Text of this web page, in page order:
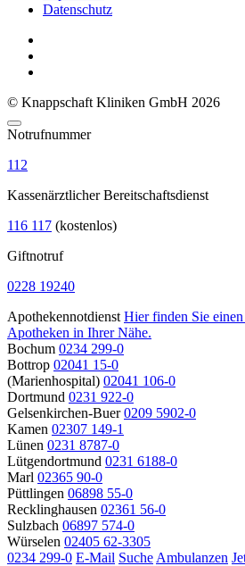
Datenschutz
© Knappschaft Kliniken GmbH 2026
Notrufnummer
112
Kassenärztlicher Bereitschaftsdienst
116 117 (kostenlos)
Giftnotruf
0228 19240
Apothekennotdienst Hier finden Sie
Apotheken in Ihrer Nähe.
Bochum 0234 299-0
Bottrop 02041 15-0
(Marienhospital) 02041 106-0
Dortmund 0231 922-0
Gelsenkirchen-Buer 0209 5902-0
Kamen 02307 149-1
Lünen 0231 8787-0
Lütgendortmund 0231 6188-0
Marl 02365 90-0
Püttlingen 06898 55-0
Recklinghausen 02361 56-0
Sulzbach 06897 574-0
Würselen 02405 62-3305
0234 299-0 E-Mail Suche Ambulanzen